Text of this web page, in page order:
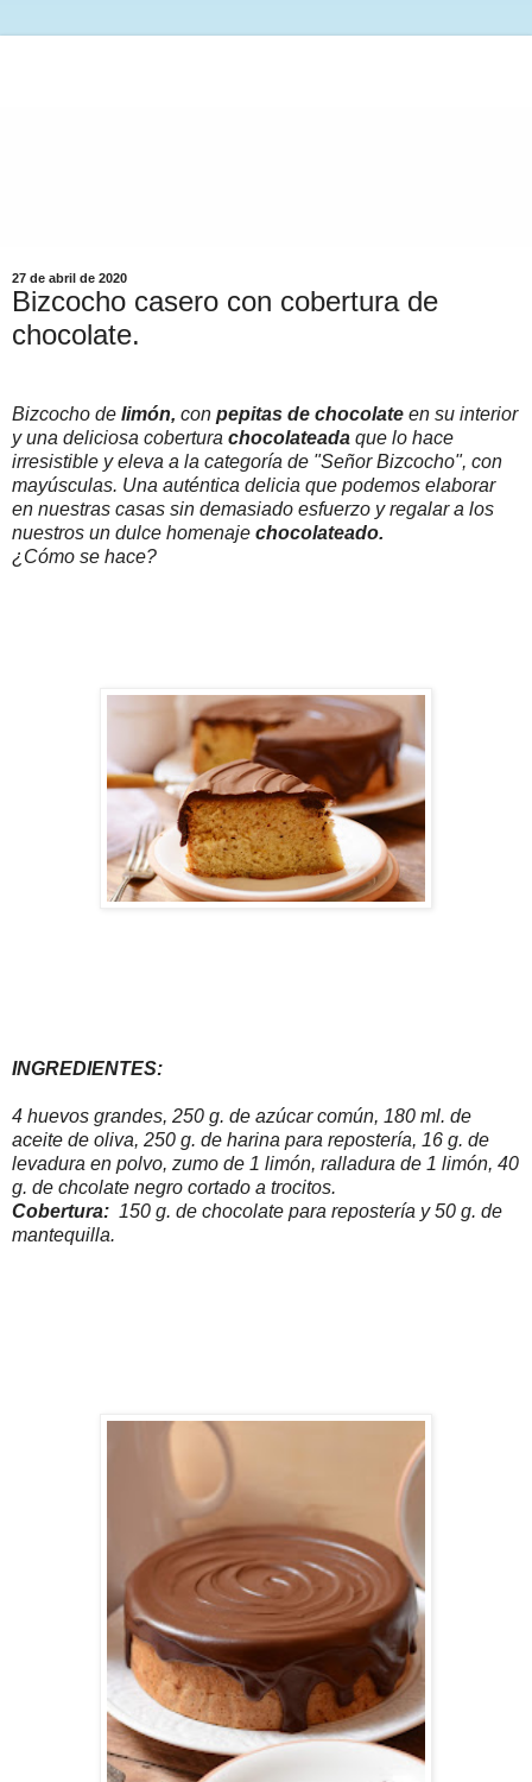
27 de abril de 2020
Bizcocho casero con cobertura de
chocolate.
Bizcocho de limón, con pepitas de chocolate en su interior
y una deliciosa cobertura chocolateada que lo hace
irresistible y eleva a la categoría de "Señor Bizcocho", con
mayúsculas. Una auténtica delicia que podemos elaborar
en nuestras casas sin demasiado esfuerzo y regalar a los
nuestros un dulce homenaje chocolateado.
¿Cómo se hace?
INGREDIENTES:
4 huevos grandes, 250 g. de azúcar común, 180 ml. de
aceite de oliva, 250 g. de harina para repostería, 16 g. de
levadura en polvo, zumo de 1 limón, ralladura de 1 limón, 40
g. de chcolate negro cortado a trocitos.
Cobertura: 150 g. de chocolate para repostería y 50 g. de
mantequilla.